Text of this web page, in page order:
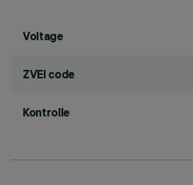
Voltage
ZVEI code
Kontrolle